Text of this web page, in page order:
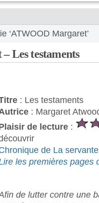
‘ATWOOD Margaret’
Les testaments
: Les testaments
: Margaret
de lecture :
de La
les premières pages
de lutter contre une